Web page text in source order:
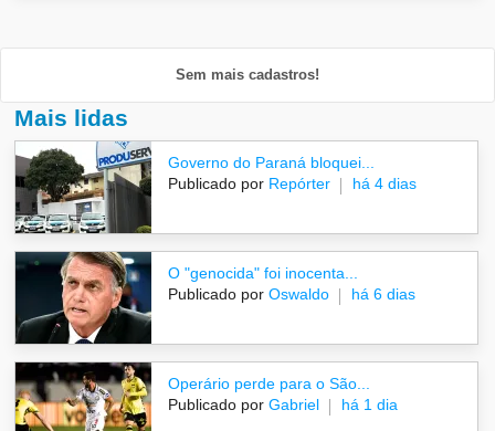
Sem mais cadastros!
Mais lidas
Governo do Paraná bloquei...
Publicado por Repórter há 4 dias
O "genocida" foi inocenta...
Publicado por Oswaldo há 6 dias
Operário perde para o São...
Publicado por Gabriel há 1 dia